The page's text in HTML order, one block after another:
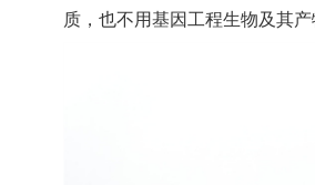
质，也不用基因工程生物及其